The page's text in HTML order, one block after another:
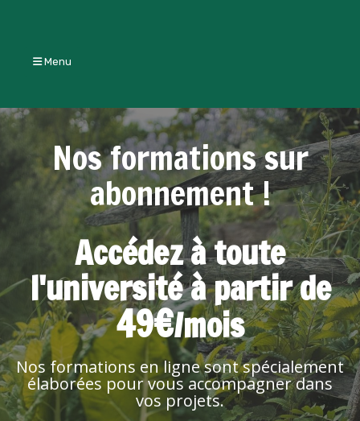
Menu
Nos formations sur
abonnement !
Accédez à toute
l'université à partir de
49€/mois
Nos formations en ligne sont spécialement
élaborées pour vous accompagner dans
vos projets.